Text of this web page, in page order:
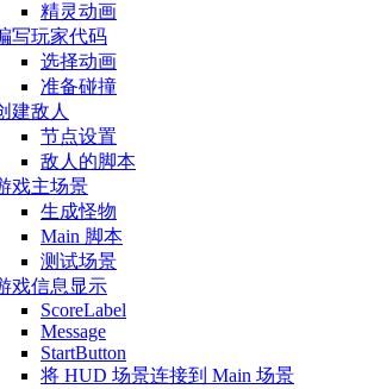
精灵动画
写玩家代码
选择动画
准备碰撞
建敌人
节点设置
敌人的脚本
戏主场景
生成怪物
Main 脚本
测试场景
戏信息显示
ScoreLabel
Message
StartButton
将 HUD 场景连接到 Main 场景